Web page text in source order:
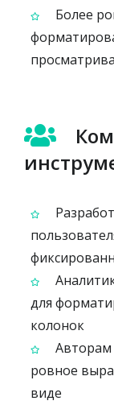
Более
для
колонок
ровное
виде